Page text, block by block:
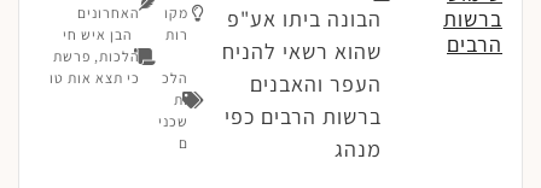
ברשות
הרבים
הבונה ביתו אע"פ
שהוא רשאי להניח
העפר והאבנים
ברשות הרבים כפי
מנהג
מקו
רות
הלכ
ות
שכני
ם
האחרונים
הבן איש חי
הלכות, פרשת
כי תצא אות טו